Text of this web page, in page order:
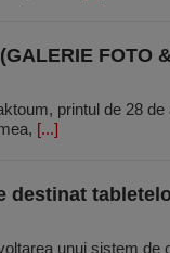
FOTO
printul de 28 de
[...]
destinat
unui sistem de